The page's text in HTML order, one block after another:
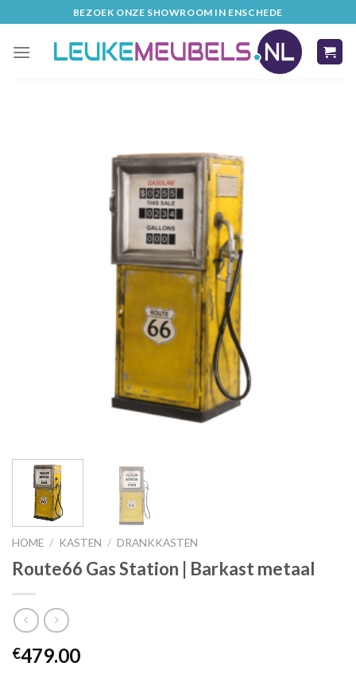
to
content
BEZOEK ONZE SHOWROOM IN ENSCHEDE
HOME / KASTEN / DRANKKASTEN
Route66 Gas Station | Barkast metaal
€479.00